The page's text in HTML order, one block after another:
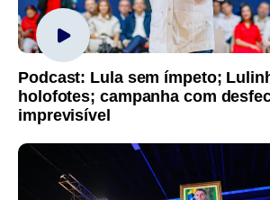
Podcast: Lula sem ímpeto;
holofotes; campanha com
imprevisível